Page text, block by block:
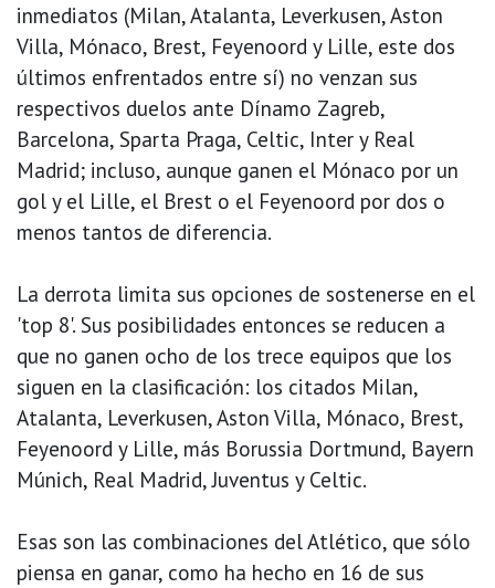
inmediatos (Milan, Atalanta, Leverkusen, Aston
Villa, Mónaco, Brest, Feyenoord y Lille, este dos
últimos enfrentados entre sí) no venzan sus
respectivos duelos ante Dínamo Zagreb,
Barcelona, Sparta Praga, Celtic, Inter y Real
Madrid; incluso, aunque ganen el Mónaco por un
gol y el Lille, el Brest o el Feyenoord por dos o
menos tantos de diferencia.
La derrota limita sus opciones de sostenerse en el
'top 8'. Sus posibilidades entonces se reducen a
que no ganen ocho de los trece equipos que los
siguen en la clasificación: los citados Milan,
Atalanta, Leverkusen, Aston Villa, Mónaco, Brest,
Feyenoord y Lille, más Borussia Dortmund, Bayern
Múnich, Real Madrid, Juventus y Celtic.
Esas son las combinaciones del Atlético, que sólo
piensa en ganar, como ha hecho en 16 de sus